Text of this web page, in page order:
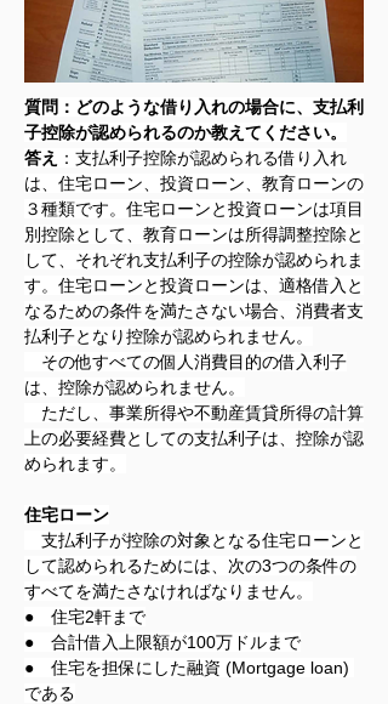
質問：どのような借り入れの場合に、支払利
子控除が認められるのか教えてください。
答え
：支払利子控除が認められる借り入れ
は、住宅ローン、投資ローン、教育ローンの
３種類です。住宅ローンと投資ローンは項目
別控除として、教育ローンは所得調整控除と
して、それぞれ支払利子の控除が認められま
す。住宅ローンと投資ローンは、適格借入と
なるための条件を満たさない場合、消費者支
払利子となり控除が認められません。
その他すべての個人消費目的の借入利子
は、控除が認められません。
ただし、事業所得や不動産賃貸所得の計算
上の必要経費としての支払利子は、控除が認
められます。
住宅ローン
支払利子が控除の対象となる住宅ローンと
して認められるためには、次の3つの条件の
すべてを満たさなければなりません。
●　住宅2軒まで
●　合計借入上限額が100万ドルまで
●　住宅を担保にした融資 (Mortgage loan)
である